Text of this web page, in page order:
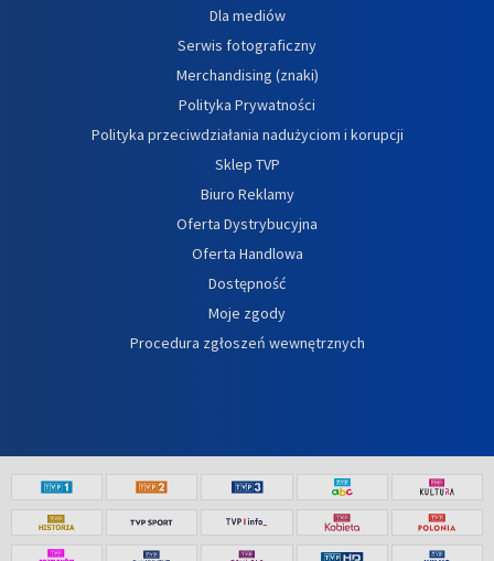
Dla mediów
Serwis fotograficzny
Merchandising (znaki)
Polityka Prywatności
Polityka przeciwdziałania nadużyciom i korupcji
Sklep TVP
Biuro Reklamy
Oferta Dystrybucyjna
Oferta Handlowa
Dostępność
Moje zgody
Procedura zgłoszeń wewnętrznych